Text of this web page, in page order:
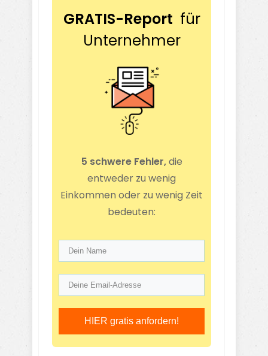
GRATIS-Report für
Unternehmer
5 schwere Fehler,die
entweder zu wenig
Einkommen oder zu wenig Zeit
bedeuten:
HIER gratis anfordern!